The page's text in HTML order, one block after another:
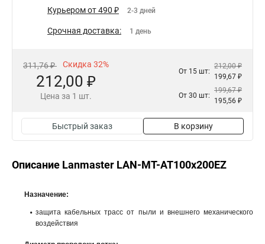
Курьером от 490 ₽ 2-3 дней
Срочная доставка: 1 день
311,76 ₽ Скидка 32%
212,00 ₽
Цена за 1 шт.
От 15 шт:
212,00 ₽
199,67 ₽
От 30 шт:
199,67 ₽
195,56 ₽
Быстрый заказ В корзину
Описание Lanmaster LAN-MT-AT100x200EZ
Назначение:
защита кабельных трасс от пыли и внешнего механического
воздействия